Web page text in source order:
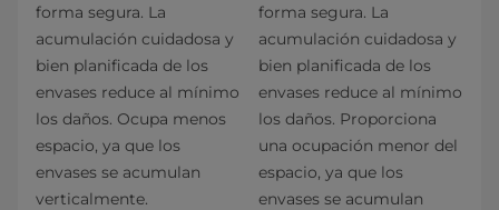
forma segura. La
acumulación cuidadosa y
bien planificada de los
envases reduce al mínimo
los daños. Ocupa menos
espacio, ya que los
envases se acumulan
verticalmente.
forma segura. La
acumulación cuidadosa y
bien planificada de los
envases reduce al mínimo
los daños. Proporciona
una ocupación menor del
espacio, ya que los
envases se acumulan